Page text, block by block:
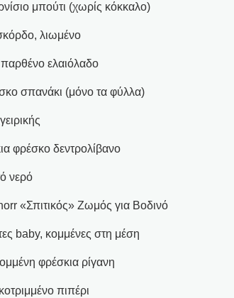
μπούτι (χωρίς κόκκαλο)
λιωμένo
ελαιόλαδο
σπανάκι (μόνο τα φύλλα)
φρέσκο δεντρολίβανο
νερό
«Σπιτικός» Ζωμός για Βοδινό
baby, κομμένες στη μέση
φρέσκια ρίγανη
πιπέρι